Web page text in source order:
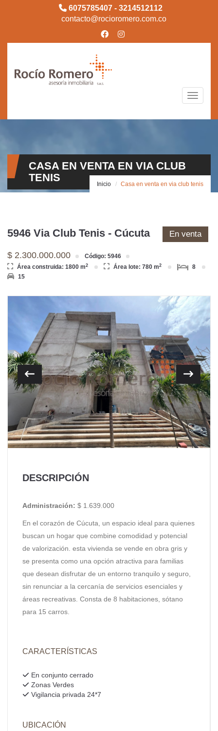
6075785407 - 3214512112
contacto@rocioromero.com.co
Toggle
CASA EN VENTA EN VIA CLUB
TENIS
Inicio Casa en venta en via club tenis
5946 Via Club Tenis - Cúcuta En venta
$ 2.300.000.000
Código: 5946
Área construida: 1800 m2 Área lote: 780 m2
8
15
Previous Next
DESCRIPCIÓN
Administración: $ 1.639.000
En el corazón de Cúcuta, un espacio ideal para quienes
buscan un hogar que combine comodidad y potencial
de valorización. esta vivienda se vende en obra gris y
se presenta como una opción atractiva para familias
que desean disfrutar de un entorno tranquilo y seguro,
sin renunciar a la cercanía de servicios esenciales y
áreas recreativas. Consta de 8 habitaciones, sótano
para 15 carros.
CARACTERÍSTICAS
En conjunto cerrado
Zonas Verdes
Vigilancia privada 24*7
UBICACIÓN